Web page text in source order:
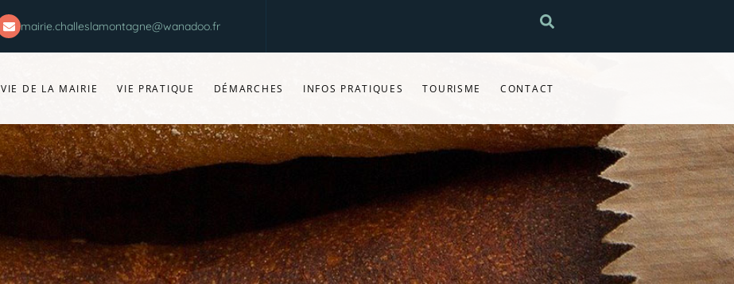
mairie.challeslamontagne@wanadoo.fr
VIE DE LA MAIRIE VIE PRATIQUE DÉMARCHES INFOS PRATIQUES TOURISME CONTACT